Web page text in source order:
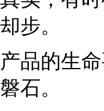
却步。
产品的生
磐石。